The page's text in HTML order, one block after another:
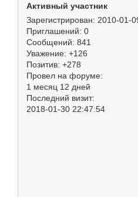
Активный участник
Зарегистрирован: 2010-01-
Приглашений: 0
Сообщений: 841
Уважение: +126
Позитив: +278
Провел на форуме:
1 месяц 12 дней
Последний визит:
2018-01-30 22:47:54